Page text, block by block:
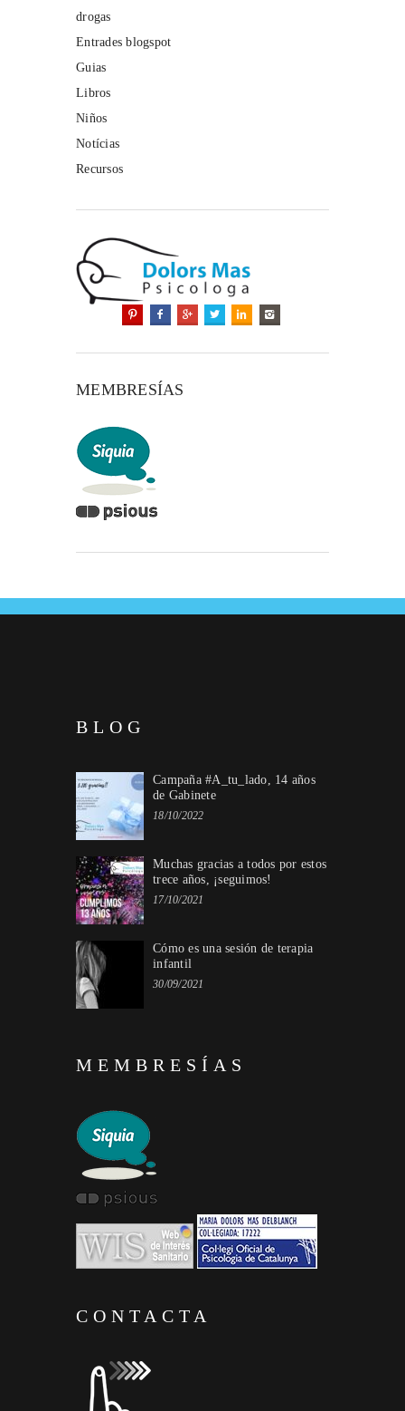
drogas
Entrades blogspot
Guias
Libros
Niños
Notícias
Recursos
MEMBRESÍAS
BLOG
Campaña #A_tu_lado, 14 años
de Gabinete
18/10/2022
Muchas gracias a todos por estos
trece años, ¡seguimos!
17/10/2021
Cómo es una sesión de terapia
infantil
30/09/2021
MEMBRESÍAS
CONTACTA